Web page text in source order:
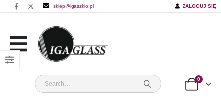
sklep@igaszklo.pl ZALOGUJ SIĘ
0